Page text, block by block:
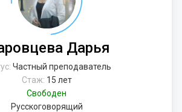
Дарья
Частный преподаватель
Стаж: 15 лет
Свободен
Русскоговорящий